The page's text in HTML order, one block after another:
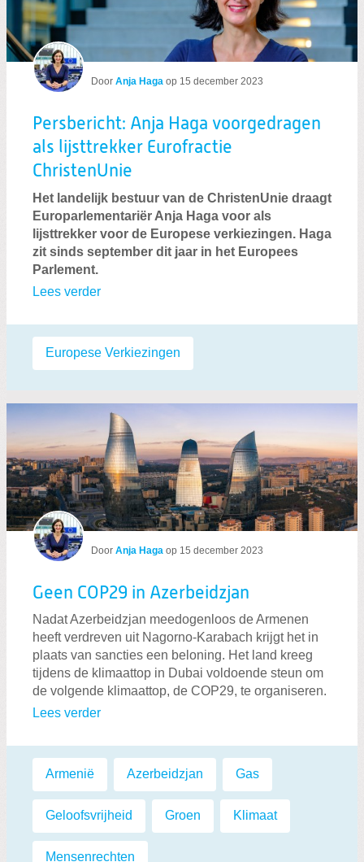
Door Anja Haga op 15 december 2023
Persbericht: Anja Haga voorgedragen
als lijsttrekker Eurofractie
ChristenUnie
Het landelijk bestuur van de ChristenUnie draagt
Europarlementariër Anja Haga voor als
lijsttrekker voor de Europese verkiezingen. Haga
zit sinds september dit jaar in het Europees
Parlement.
Lees verder
Labels:
Europese Verkiezingen
Door Anja Haga op 15 december 2023
Geen COP29 in Azerbeidzjan
Nadat Azerbeidzjan meedogenloos de Armenen
heeft verdreven uit Nagorno-Karabach krijgt het in
plaats van sancties een beloning. Het land kreeg
tijdens de klimaattop in Dubai voldoende steun om
de volgende klimaattop, de COP29, te organiseren.
Lees verder
Labels:
Armenië Azerbeidzjan Gas
Geloofsvrijheid Groen Klimaat
Mensenrechten